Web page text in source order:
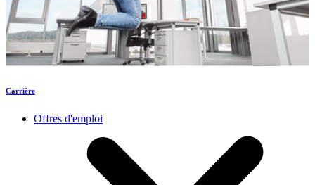
Carrière
Offres d'emploi